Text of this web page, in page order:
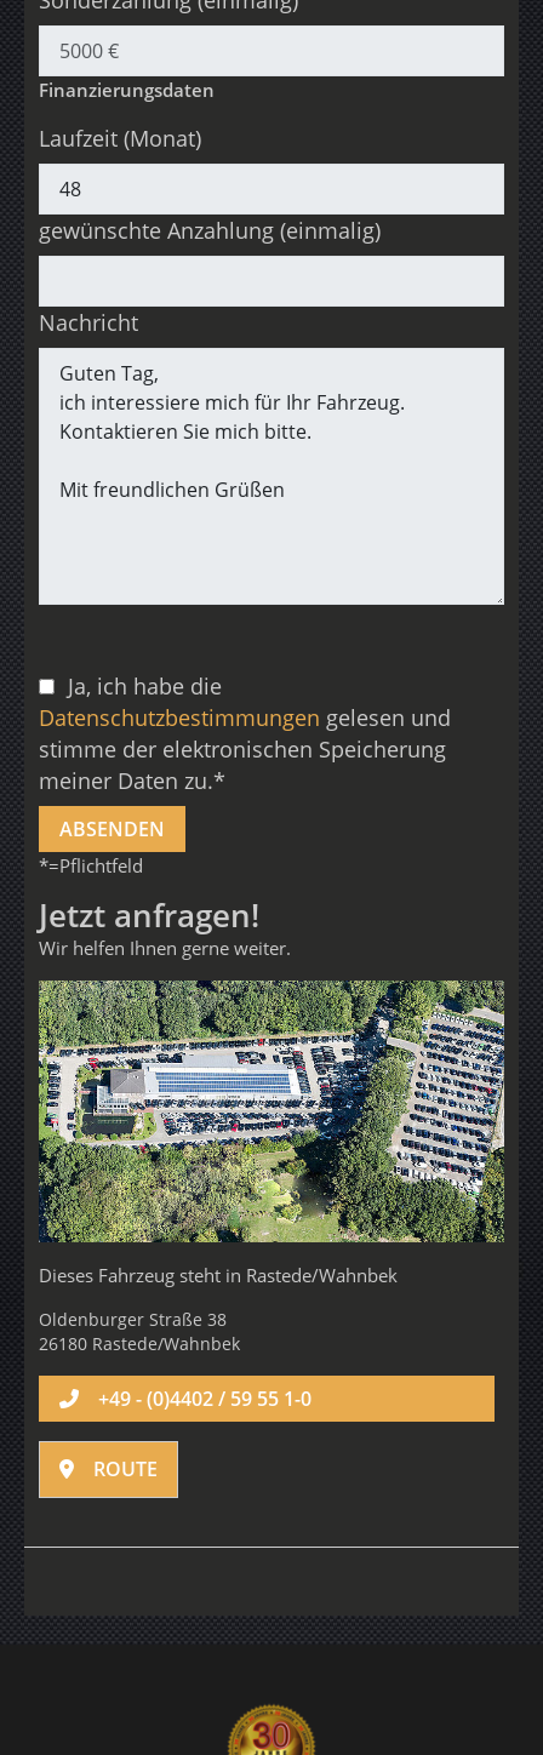
Finanzierungsdaten
Laufzeit (Monat)
gewünschte Anzahlung (einmalig)
Nachricht
Ja, ich habe die
Datenschutzbestimmungen gelesen und
stimme der elektronischen Speicherung
meiner Daten zu.*
*=Pflichtfeld
Jetzt anfragen!
Wir helfen Ihnen gerne weiter.
Dieses Fahrzeug steht in Rastede/Wahnbek
Oldenburger Straße 38
26180 Rastede/Wahnbek
+49 - (0)4402 / 59 55 1-0
ROUTE